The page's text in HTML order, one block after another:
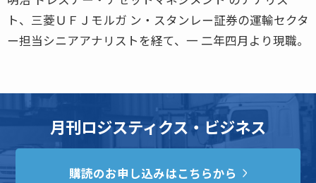
ト、三菱ＵＦＪモルガ ン・スタンレー証券の運輸セクタ
ー担当シニアアナリストを経て、一 二年四月より現職。
月刊ロジスティクス・ビジネス
購読のお申し込みはこちらから